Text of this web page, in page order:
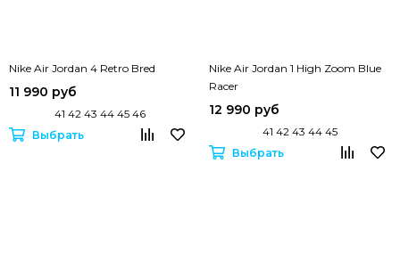
Nike Air Jordan 4 Retro Bred
11 990 руб
41 42 43 44 45 46
Выбрать
Nike Air Jordan 1 High Zoom Blue
Racer
12 990 руб
41 42 43 44 45
Выбрать